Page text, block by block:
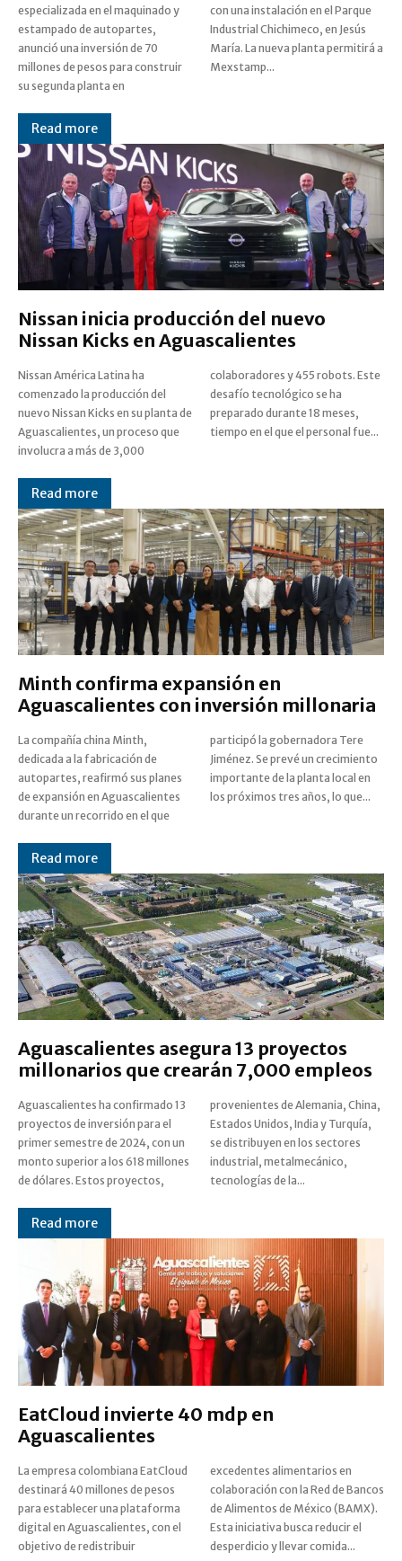
especializada en el maquinado y
estampado de autopartes,
anunció una inversión de 70
millones de pesos para construir
su segunda planta en
con una instalación en el Parque
Industrial Chichimeco, en Jesús
María. La nueva planta permitirá a
Mexstamp...
Read more
Nissan inicia producción del nuevo
Nissan Kicks en Aguascalientes
Nissan América Latina ha
comenzado la producción del
nuevo Nissan Kicks en su planta de
Aguascalientes, un proceso que
involucra a más de 3,000
colaboradores y 455 robots. Este
desafío tecnológico se ha
preparado durante 18 meses,
tiempo en el que el personal fue...
Read more
Minth confirma expansión en
Aguascalientes con inversión millonaria
La compañía china Minth,
dedicada a la fabricación de
autopartes, reafirmó sus planes
de expansión en Aguascalientes
durante un recorrido en el que
participó la gobernadora Tere
Jiménez. Se prevé un crecimiento
importante de la planta local en
los próximos tres años, lo que...
Read more
Aguascalientes asegura 13 proyectos
millonarios que crearán 7,000 empleos
Aguascalientes ha confirmado 13
proyectos de inversión para el
primer semestre de 2024, con un
monto superior a los 618 millones
de dólares. Estos proyectos,
provenientes de Alemania, China,
Estados Unidos, India y Turquía,
se distribuyen en los sectores
industrial, metalmecánico,
tecnologías de la...
Read more
EatCloud invierte 40 mdp en
Aguascalientes
La empresa colombiana EatCloud
destinará 40 millones de pesos
para establecer una plataforma
digital en Aguascalientes, con el
objetivo de redistribuir
excedentes alimentarios en
colaboración con la Red de Bancos
de Alimentos de México (BAMX).
Esta iniciativa busca reducir el
desperdicio y llevar comida...